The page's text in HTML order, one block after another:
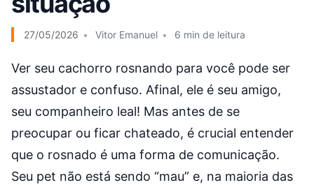
27/05/2026 Vitor Emanuel 6 min de leitura
Ver seu cachorro rosnando para você pode ser
assustador e confuso. Afinal, ele é seu amigo,
seu companheiro leal! Mas antes de se
preocupar ou ficar chateado, é crucial entender
que o rosnado é uma forma de comunicação.
Seu pet não está sendo “mau” e, na maioria das